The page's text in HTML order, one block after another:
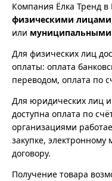
Компания Ёлка Тренд в
физическими лицами
или муниципальными
Для физических лиц
оплаты: оплата
переводом, оплата по
Для юридических лиц
доступна оплата по
организациями
закупке,
договору.
Получение товара